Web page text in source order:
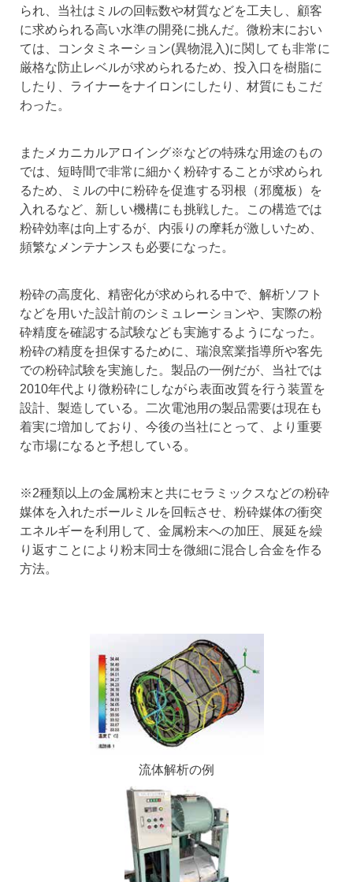
られ、当社はミルの回転数や材質などを工夫し、顧客
に求められる高い水準の開発に挑んだ。微粉末におい
ては、コンタミネーション(異物混入)に関しても非常に
厳格な防止レベルが求められるため、投入口を樹脂に
したり、ライナーをナイロンにしたり、材質にもこだ
わった。
またメカニカルアロイング※などの特殊な用途のもの
では、短時間で非常に細かく粉砕することが求められ
るため、ミルの中に粉砕を促進する羽根（邪魔板）を
入れるなど、新しい機構にも挑戦した。この構造では
粉砕効率は向上するが、内張りの摩耗が激しいため、
頻繁なメンテナンスも必要になった。
粉砕の高度化、精密化が求められる中で、解析ソフト
などを用いた設計前のシミュレーションや、実際の粉
砕精度を確認する試験なども実施するようになった。
粉砕の精度を担保するために、瑞浪窯業指導所や客先
での粉砕試験を実施した。製品の一例だが、当社では
2010年代より微粉砕にしながら表面改質を行う装置を
設計、製造している。二次電池用の製品需要は現在も
着実に増加しており、今後の当社にとって、より重要
な市場になると予想している。
※2種類以上の金属粉末と共にセラミックスなどの粉砕
媒体を入れたボールミルを回転させ、粉砕媒体の衝突
エネルギーを利用して、金属粉末への加圧、展延を繰
り返すことにより粉末同士を微細に混合し合金を作る
方法。
流体解析の例